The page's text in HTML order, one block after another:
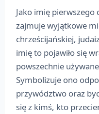
Jako imię pierwszego
zajmuje wyjątkowe
chrześcijańskiej,
imię to pojawiło się
powszechnie
Symbolizuje ono
przywództwo oraz
się z kimś, kto